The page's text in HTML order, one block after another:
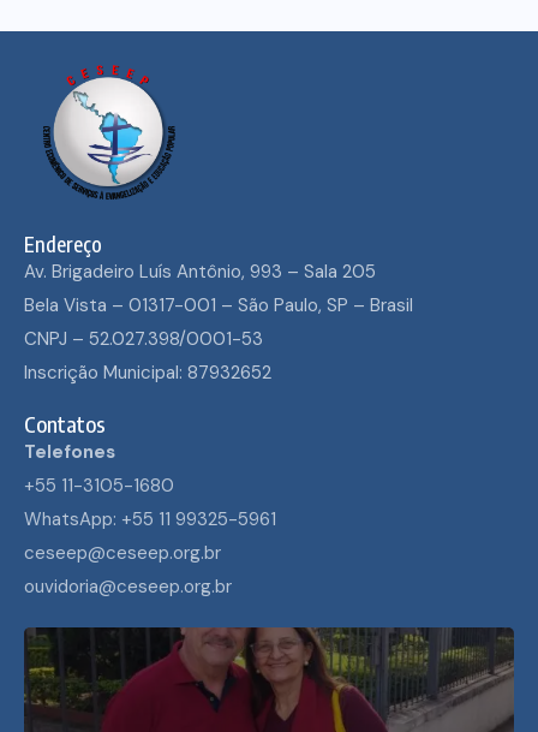
Endereço
Av. Brigadeiro Luís Antônio, 993 – Sala 205
Bela Vista – 01317-001 – São Paulo, SP – Brasil
CNPJ – 52.027.398/0001-53
Inscrição Municipal: 87932652
Contatos
Telefones
+55 11-3105-1680
WhatsApp: +55 11 99325-5961
ceseep@ceseep.org.br
ouvidoria@ceseep.org.br